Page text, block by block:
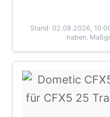
Stand: 02.08.2026,
haben.